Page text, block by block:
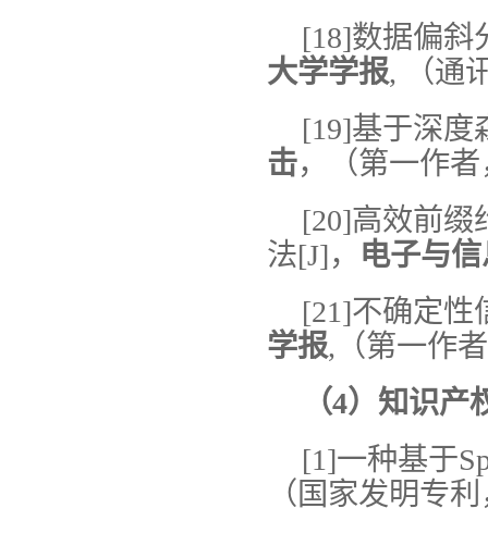
[18]数据偏斜
大学学报, （通
[19]基于深度
击，（第一作
[20]高效前缀
法[J]， 电子与
[21]不确定性
学报,（第一作
（4）知识产
[1]一种基于
（国家发明专